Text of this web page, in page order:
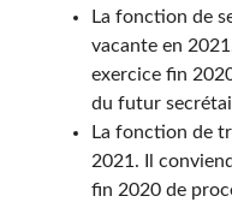
La fonction de
vacante en
exercice fin
du futur
La fonction de
2021. Il
fin 2020 de